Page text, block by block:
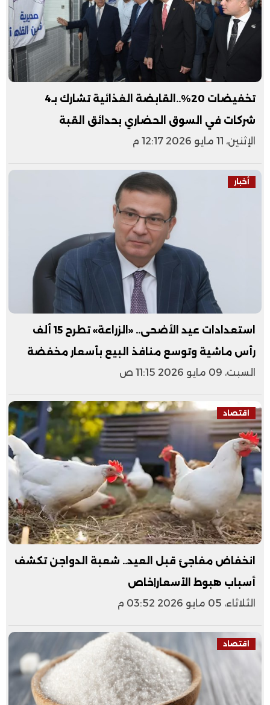
تخفيضات 20%..القابضة الغذائية تشارك بـ4
شركات في السوق الحضاري بحدائق القبة
الإثنين، 11 مايو 2026 12:17 م
أخبار
استعدادات عيد الأضحى.. «الزراعة» تطرح 15 ألف
رأس ماشية وتوسع منافذ البيع بأسعار مخفضة
السبت، 09 مايو 2026 11:15 ص
اقتصاد
انخفاض مفاجئ قبل العيد.. شعبة الدواجن تكشف
أسباب هبوط الأسعار|خاص
الثلاثاء، 05 مايو 2026 03:52 م
اقتصاد